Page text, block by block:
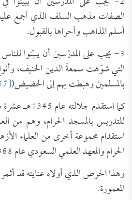
الصفات مذهب السلف الذي أجمع عليه
أسلم المذاهب وأحراها بالقبول.
3- يجب على المدرّسين أن يبيّنوا
التي شوّهت سمعةَ الدين الحنيف،
بالمسلمين وهبطت بهم إلى الحضيض([57]
كما استقدم
للتدريس بالمسجد الحرام، وهم من
استقدام مجموعة أخرى من العلماء
الحرام والمعهد العلمي السعودي عام 1368هـ(
وهذا الحرص الذي أولاه عنايته قد
المعمورة.